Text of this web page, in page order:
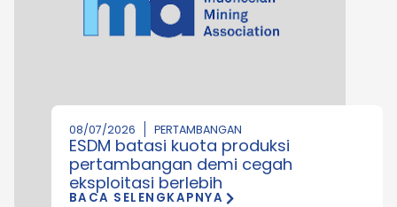
08/07/2026 PERTAMBANGAN
ESDM batasi kuota produksi
pertambangan demi cegah
eksploitasi berlebih
BACA SELENGKAPNYA